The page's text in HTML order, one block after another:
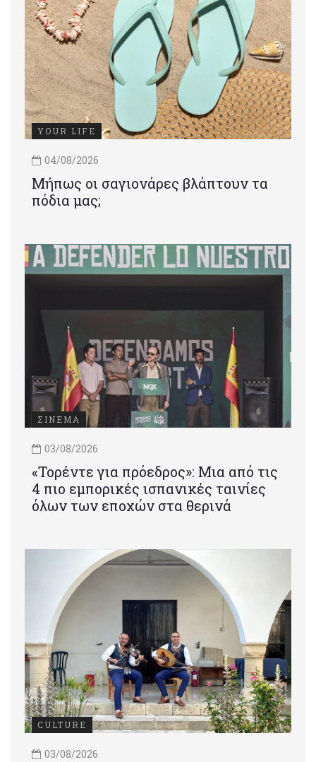
YOUR LIFE
04/08/2026
Μήπως οι σαγιονάρες βλάπτουν τα
πόδια μας;
ΣΙΝΕΜΑ
03/08/2026
«Τορέντε για πρόεδρος»: Mια από τις
4 πιο εμπορικές ισπανικές ταινίες
όλων των εποχών στα θερινά
CULTURE
03/08/2026